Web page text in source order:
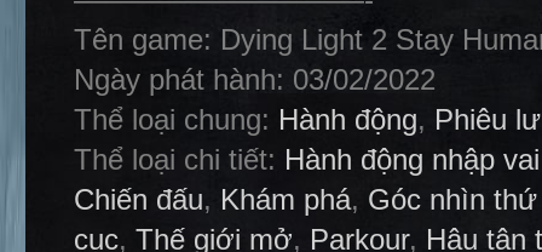
Tên game: Dying Light 2 Stay
Ngày phát hành: 03/02/2022
Thể loại chung: Hành động, Phiêu
Thể loại chi tiết: Hành động nhập vai
Chiến đấu, Khám phá, Góc nhìn
cục, Thế giới mở, Parkour, Hậu tận